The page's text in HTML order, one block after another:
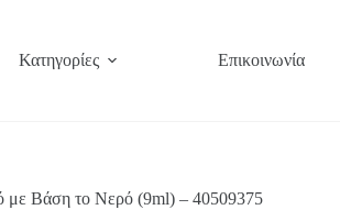
Κατηγορίες Επικοινωνία
με Βάση το Νερό (9ml) – 40509375